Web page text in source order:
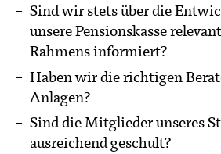
Sind wir stets über die
unsere Pensionskasse
Rahmens informiert?
Haben wir die richtigen
Anlagen?
Sind die Mitglieder unseres
ausreichend geschult?